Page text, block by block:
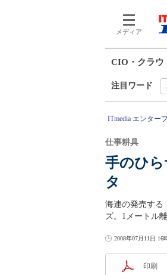
メディア
CIO・クラウ
注目ワード
ITmedia エンター
手のひ
タ
仕事耕具
海連の発売する
ズ。1メートル
2008年07月11日 16
印刷